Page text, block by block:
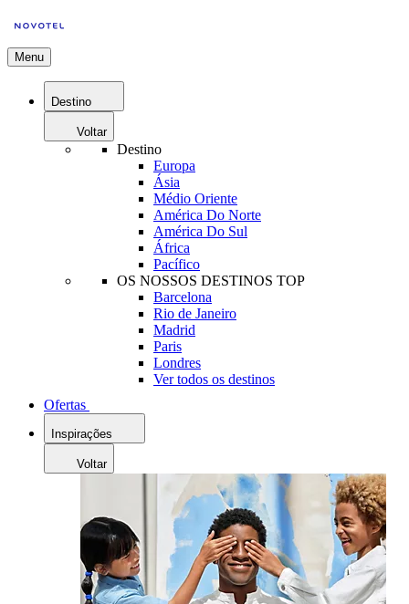
Menu
Destino
Voltar
Destino
Europa
Ásia
Médio Oriente
América Do Norte
América Do Sul
África
Pacífico
OS NOSSOS DESTINOS TOP
Barcelona
Rio de Janeiro
Madrid
Paris
Londres
Ver todos os destinos
Ofertas
Inspirações
Voltar